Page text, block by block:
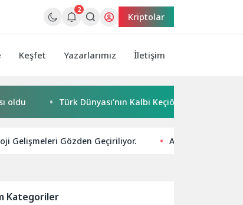
2
Kriptolar
Keşfet Yazarlarımız İletişim
Türk Dünyası’nın Kalbi Keçiören’de Attı
Gelişmeleri Gözden Geçiriliyor. Arama Motorları
Kategoriler